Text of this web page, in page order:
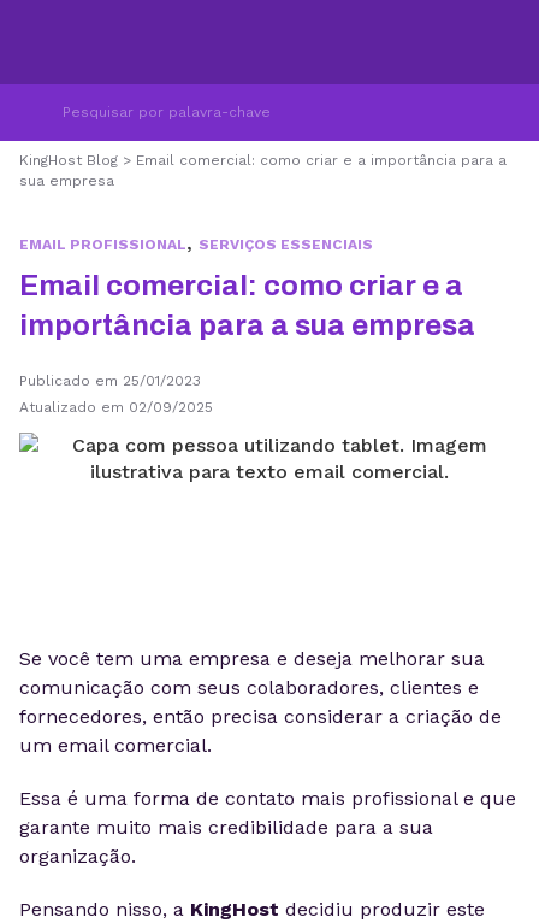
KingHost Blog > Email comercial: como criar e a importância para a
sua empresa
EMAIL PROFISSIONAL, SERVIÇOS ESSENCIAIS
Email comercial: como criar e a
importância para a sua empresa
Publicado em 25/01/2023
Atualizado em 02/09/2025
Se você tem uma empresa e deseja melhorar sua
comunicação com seus colaboradores, clientes e
fornecedores, então precisa considerar a criação de
um email comercial.
Essa é uma forma de contato mais profissional e que
garante muito mais credibilidade para a sua
organização.
Pensando nisso, a KingHost decidiu produzir este